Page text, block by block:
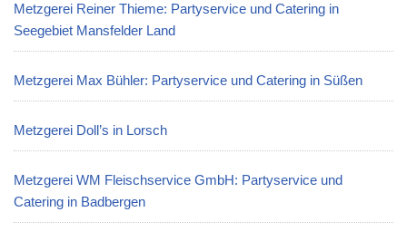
Metzgerei Reiner Thieme: Partyservice und Catering in
Seegebiet Mansfelder Land
Metzgerei Max Bühler: Partyservice und Catering in Süßen
Metzgerei Doll’s in Lorsch
Metzgerei WM Fleischservice GmbH: Partyservice und
Catering in Badbergen